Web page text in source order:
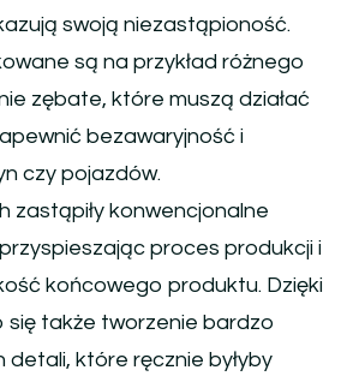
swoją niezastąpioność.
są na przykład różnego
zębate, które muszą działać
bezawaryjność i
czy pojazdów.
zastąpiły konwencjonalne
proces produkcji i
końcowego produktu. Dzięki
się także tworzenie bardzo
detali, które ręcznie byłyby